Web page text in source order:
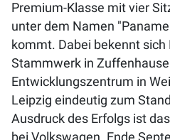
Premium-Klasse mit vier
unter dem Namen
kommt. Dabei bekennt
Stammwerk in
Entwicklungszentrum in
Leipzig eindeutig zum
Ausdruck des Erfolgs ist